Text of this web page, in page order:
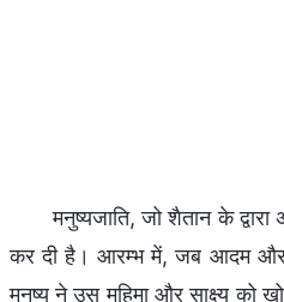
मनुष्यजाति, जो शैतान के
कर दी है। आरम्भ में, जब आदम और
मनुष्य ने उस महिमा और साक्ष्य को